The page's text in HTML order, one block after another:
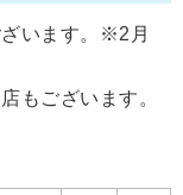
います。※2月
もございます。